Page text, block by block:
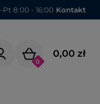
Pt 8:00 - 16:00 Kontakt
0
0,00 zł